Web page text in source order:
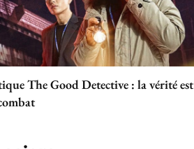
The Good Detective : la vérité est